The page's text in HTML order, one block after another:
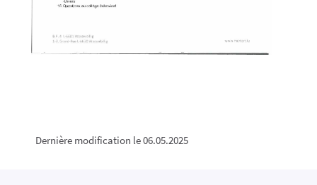
Dernière modification le 06.05.2025